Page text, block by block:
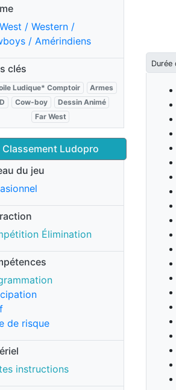
/ Western /
/ Amérindiens
clés
Ludique* Comptoir
Armes
Cow-boy
Dessin Animé
Far West
Classement Ludopro
du jeu
Élimination
de risque
instructions
Durée